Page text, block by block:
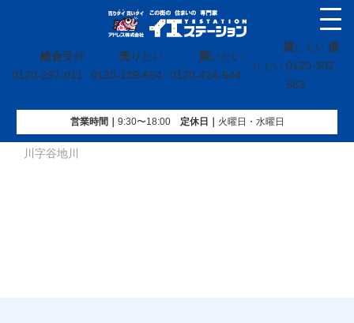
総合受付
0120-297-011
売りたい
0120-139-664
買いたい
0120-424-544
貸し たい 借
り たい 0120-302-
563
営業時間｜ 9:30〜18:00定休⽇｜ 火曜⽇・水曜⽇
イエステーション»売買実績»土地»福島県いわき市泉町下
川字谷地川